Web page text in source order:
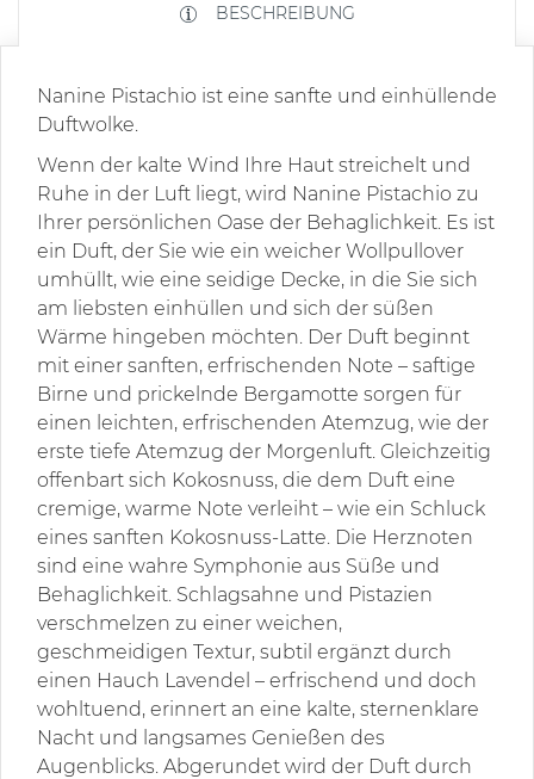
BESCHREIBUNG
Nanine Pistachio ist eine sanfte und einhüllende
Duftwolke.
Wenn der kalte Wind Ihre Haut streichelt und
Ruhe in der Luft liegt, wird Nanine Pistachio zu
Ihrer persönlichen Oase der Behaglichkeit. Es ist
ein Duft, der Sie wie ein weicher Wollpullover
umhüllt, wie eine seidige Decke, in die Sie sich
am liebsten einhüllen und sich der süßen
Wärme hingeben möchten. Der Duft beginnt
mit einer sanften, erfrischenden Note – saftige
Birne und prickelnde Bergamotte sorgen für
einen leichten, erfrischenden Atemzug, wie der
erste tiefe Atemzug der Morgenluft. Gleichzeitig
offenbart sich Kokosnuss, die dem Duft eine
cremige, warme Note verleiht – wie ein Schluck
eines sanften Kokosnuss-Latte. Die Herznoten
sind eine wahre Symphonie aus Süße und
Behaglichkeit. Schlagsahne und Pistazien
verschmelzen zu einer weichen,
geschmeidigen Textur, subtil ergänzt durch
einen Hauch Lavendel – erfrischend und doch
wohltuend, erinnert an eine kalte, sternenklare
Nacht und langsames Genießen des
Augenblicks. Abgerundet wird der Duft durch